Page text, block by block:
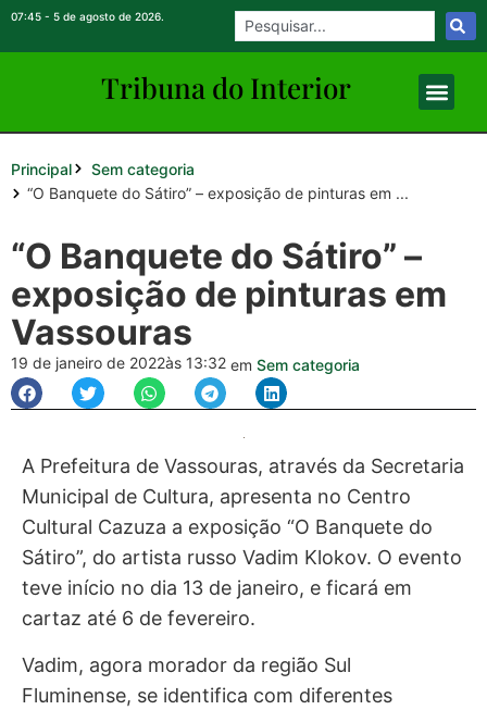
07:45 - 5 de agosto de 2026.
Tribuna do Interior
Principal
Sem categoria
“O Banquete do Sátiro” – exposição de pinturas em ...
“O Banquete do Sátiro” –
exposição de pinturas em
Vassouras
19 de janeiro de 2022às 13:32 em Sem categoria
A Prefeitura de Vassouras, através da Secretaria
Municipal de Cultura, apresenta no Centro
Cultural Cazuza a exposição “O Banquete do
Sátiro”, do artista russo Vadim Klokov. O evento
teve início no dia 13 de janeiro, e ficará em
cartaz até 6 de fevereiro.
Vadim, agora morador da região Sul
Fluminense, se identifica com diferentes